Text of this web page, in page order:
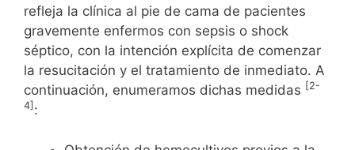
refleja la clínica al pie de cama de pacientes
gravemente enfermos con sepsis o shock
séptico, con la intención explícita de comenzar
la resucitación y el tratamiento de inmediato. A
continuación, enumeramos dichas medidas [2-
4] :